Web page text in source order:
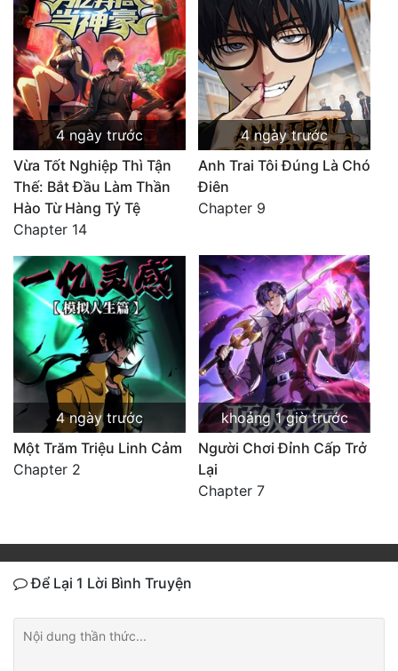
4 ngày trước
Vừa Tốt Nghiệp Thì Tận
Thế: Bắt Đầu Làm Thần
Hào Từ Hàng Tỷ Tệ
Chapter 14
4 ngày trước
Anh Trai Tôi Đúng Là Chó
Điên
Chapter 9
4 ngày trước
Một Trăm Triệu Linh Cảm
Chapter 2
khoảng 1 giờ trước
Người Chơi Đỉnh Cấp Trở
Lại
Chapter 7
Để Lại 1 Lời Bình Truyện